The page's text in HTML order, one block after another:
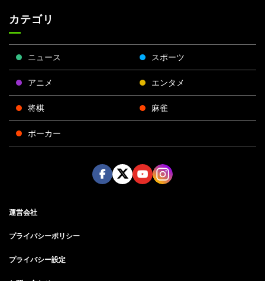
カテゴリ
ニュース スポーツ
アニメ エンタメ
将棋 麻雀
ポーカー
運営会社
プライバシーポリシー
プライバシー設定